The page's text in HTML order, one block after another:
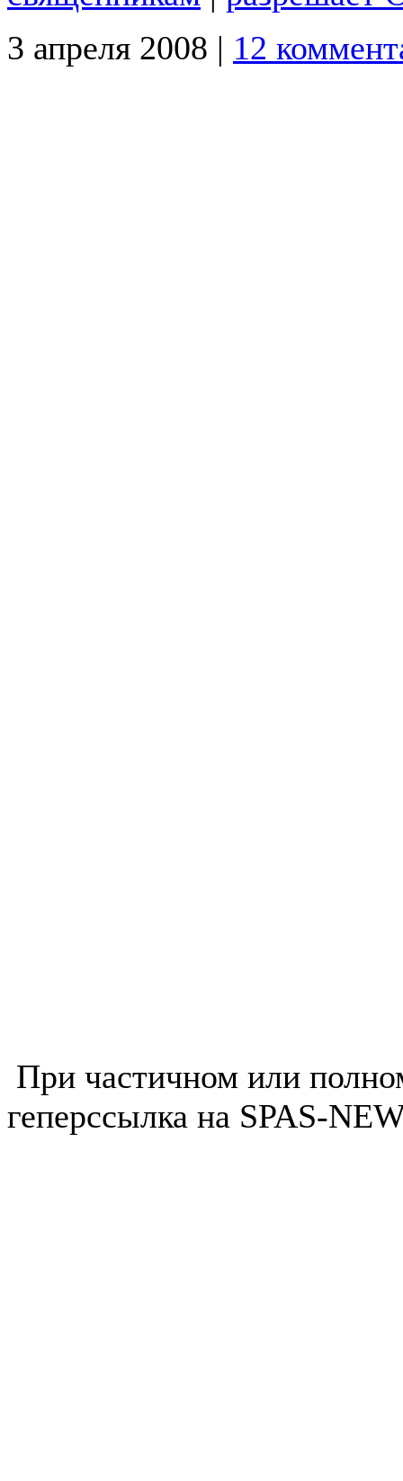
3 апреля 2008 | 12
При частичном или
геперссылка на SPAS-